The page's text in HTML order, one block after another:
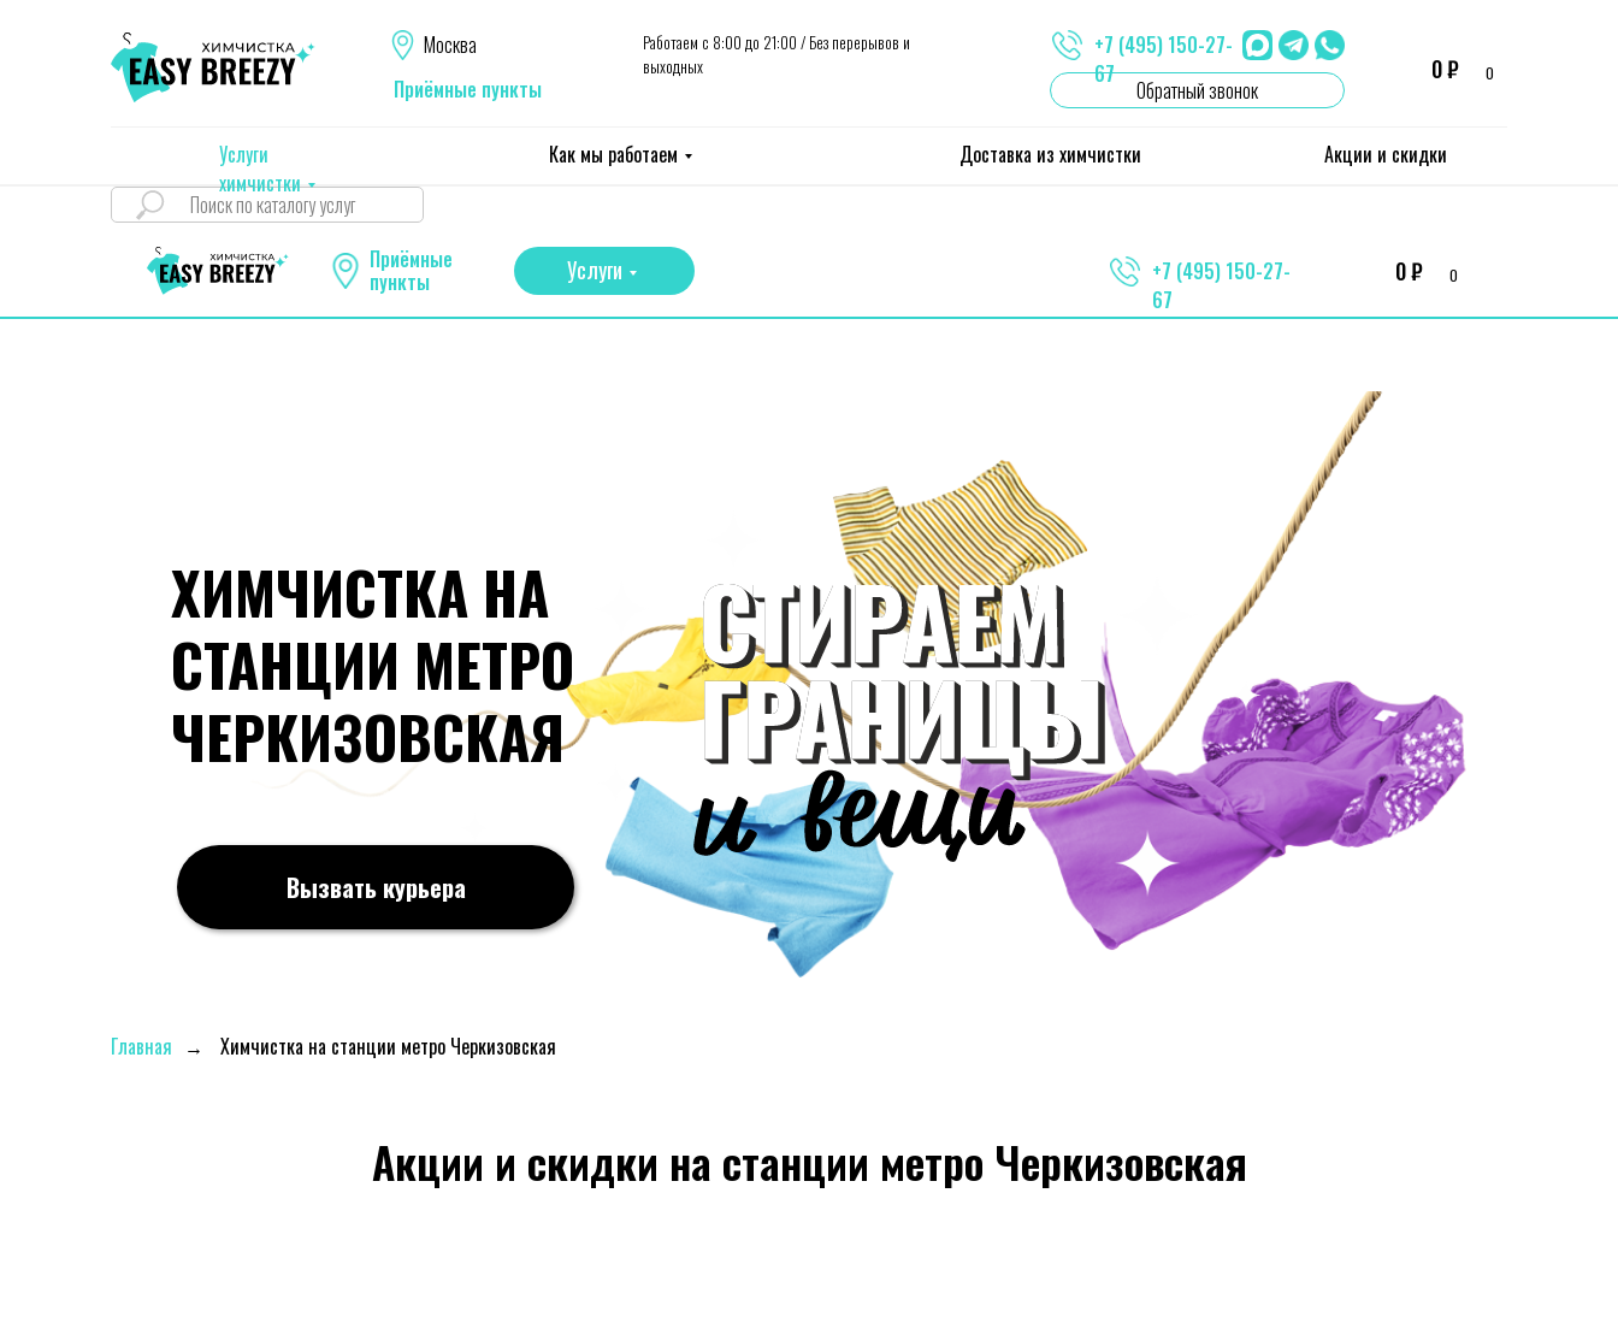
Москва
Приёмные пункты
Работаем с 8:00 до 21:00 / Без перерывов и
выходных
+7 (495) 150-27-
67
Обратный звонок
0
0 ₽
Доставка из химчистки
Услуги
химчистки
Как мы работаем Акции и скидки
Приёмные
пункты
+7 (495) 150-27-
67
0
0 ₽
Услуги
ХИМЧИСТКА НА
СТАНЦИИ МЕТРО
ЧЕРКИЗОВСКАЯ
Вызвать курьера
Главная → Химчистка на станции метро Черкизовская
Акции и скидки на станции метро Черкизовская